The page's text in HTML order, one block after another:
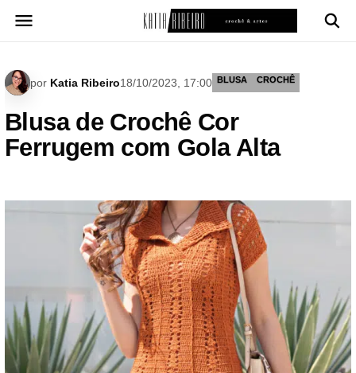
para
por Katia Ribeiro18/10/2023, 17:00 BLUSA CROCHÊ
Blusa de Crochê Cor
Ferrugem com Gola Alta